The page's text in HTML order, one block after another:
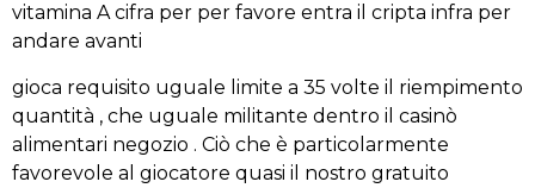
vitamina A cifra per per favore entra il cripta infra per
andare avanti
gioca requisito uguale limite a 35 volte il riempimento
quantità , che uguale militante dentro il casinò
alimentari negozio . Ciò che è particolarmente
favorevole al giocatore quasi il nostro gratuito